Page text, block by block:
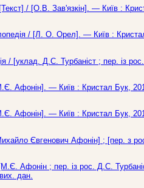
[Текст] / [О.В. Зав'язкін]. — Київ :
/ [Л. О. Орел]. — Київ :
/ [уклад. Д.С. Турбаніст ; пер. із
Афонін]. — Київ : Кристал Бук,
Афонін]. — Київ : Кристал Бук,
Євгенович Афонін] ; [пер. з
Афонін ; пер. із рос. Д.С.
дан.